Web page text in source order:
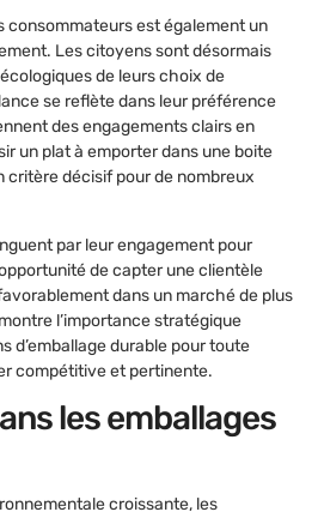
consommateurs est également un
Les citoyens sont désormais
de leurs choix de
se reflète dans leur préférence
des engagements clairs en
un plat à emporter dans une boite
décisif pour de nombreux
par leur engagement pour
de capter une clientèle
dans un marché de plus
l’importance stratégique
d’emballage durable pour toute
compétitive et pertinente.
les emballages
croissante, les